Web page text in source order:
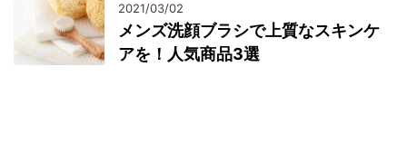
2021/03/02
メンズ洗顔ブラシで上質なスキンケ
アを！人気商品3選